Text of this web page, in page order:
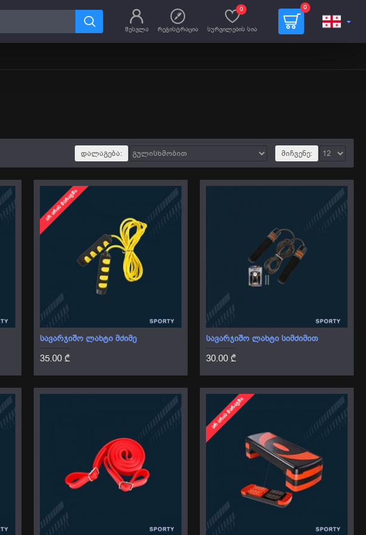
შესვლა რეგისტრაცია სურვილების სია
0 0
დალაგება: მიჩვენე:
ᲐᲠ ᲐᲠᲘᲡ ᲛᲐᲠᲐᲒᲨᲘ
ᲡᲐᲕᲐᲠᲯᲘᲨᲝ ᲚᲐᲮᲢᲘ ᲛᲫᲘᲛᲔ
35.00 ₾
ᲡᲐᲕᲐᲠᲯᲘᲨᲝ ᲚᲐᲮᲢᲘ ᲡᲘᲛᲫᲘᲛᲘᲗ
30.00 ₾
ᲐᲠ ᲐᲠᲘᲡ ᲛᲐᲠᲐᲒᲨᲘ